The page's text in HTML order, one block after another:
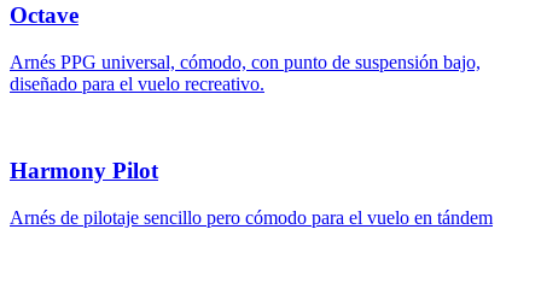
Octave
Arnés PPG universal, cómodo, con punto de suspensión bajo,
diseñado para el vuelo recreativo.
Harmony Pilot
Arnés de pilotaje sencillo pero cómodo para el vuelo en tándem